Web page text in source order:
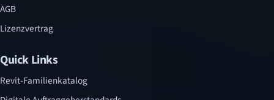
AGB
Lizenzvertrag
Quick Links
Revit-Familienkatalog